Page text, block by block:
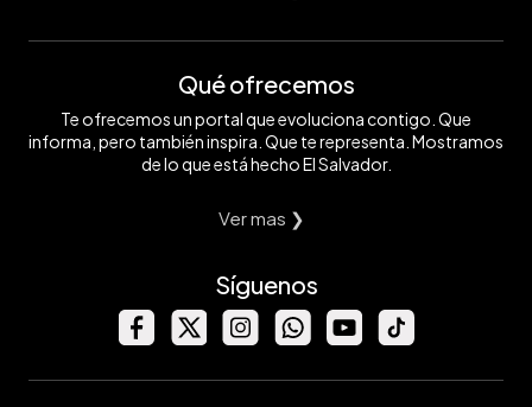
Qué ofrecemos
Te ofrecemos un portal que evoluciona contigo. Que
informa, pero también inspira. Que te representa. Mostramos
de lo que está hecho El Salvador.
Ver mas ❯
Síguenos